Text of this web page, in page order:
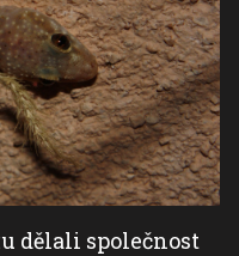
dělali společnost